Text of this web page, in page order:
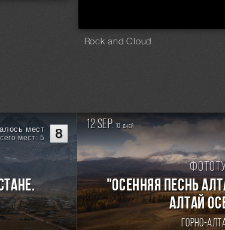
Rock and Cloud
8
мест
мест: 5
12 sep. 10дней
"ОСЕННЯЯ ПЕСНЬ
АЛТАЙ
Горно-